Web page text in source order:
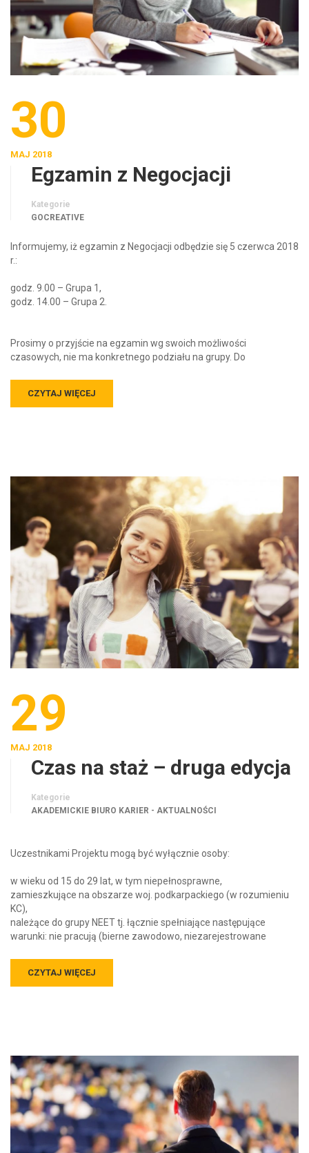
30
MAJ 2018
Egzamin z Negocjacji
Kategorie
GOCREATIVE
Informujemy, iż egzamin z Negocjacji odbędzie się 5 czerwca 2018
r.:
godz. 9.00 – Grupa 1,
godz. 14.00 – Grupa 2.
Prosimy o przyjście na egzamin wg swoich możliwości
czasowych, nie ma konkretnego podziału na grupy. Do
CZYTAJ WIĘCEJ
29
MAJ 2018
Czas na staż – druga edycja
Kategorie
AKADEMICKIE BIURO KARIER - AKTUALNOŚCI
Uczestnikami Projektu mogą być wyłącznie osoby:
w wieku od 15 do 29 lat, w tym niepełnosprawne,
zamieszkujące na obszarze woj. podkarpackiego (w rozumieniu
KC),
należące do grupy NEET tj. łącznie spełniające następujące
warunki: nie pracują (bierne zawodowo, niezarejestrowane
CZYTAJ WIĘCEJ